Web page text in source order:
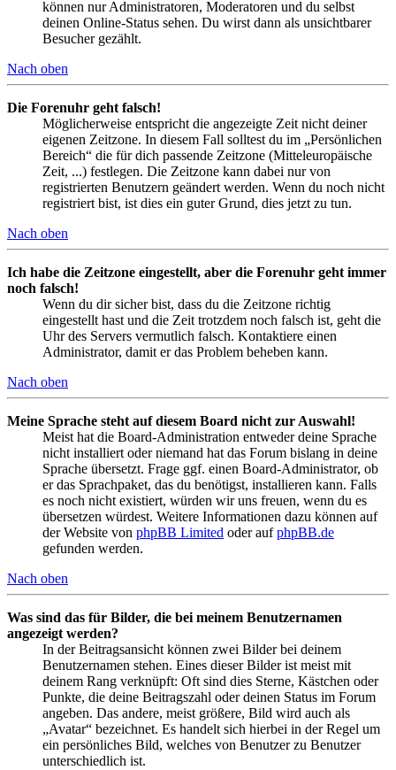
können nur Administratoren, Moderatoren und du selbst
deinen Online-Status sehen. Du wirst dann als unsichtbarer
Besucher gezählt.
Nach oben
Die Forenuhr geht falsch!
Möglicherweise entspricht die angezeigte Zeit nicht deiner
eigenen Zeitzone. In diesem Fall solltest du im „Persönlichen
Bereich“ die für dich passende Zeitzone (Mitteleuropäische
Zeit, ...) festlegen. Die Zeitzone kann dabei nur von
registrierten Benutzern geändert werden. Wenn du noch nicht
registriert bist, ist dies ein guter Grund, dies jetzt zu tun.
Nach oben
Ich habe die Zeitzone eingestellt, aber die Forenuhr geht immer
noch falsch!
Wenn du dir sicher bist, dass du die Zeitzone richtig
eingestellt hast und die Zeit trotzdem noch falsch ist, geht die
Uhr des Servers vermutlich falsch. Kontaktiere einen
Administrator, damit er das Problem beheben kann.
Nach oben
Meine Sprache steht auf diesem Board nicht zur Auswahl!
Meist hat die Board-Administration entweder deine Sprache
nicht installiert oder niemand hat das Forum bislang in deine
Sprache übersetzt. Frage ggf. einen Board-Administrator, ob
er das Sprachpaket, das du benötigst, installieren kann. Falls
es noch nicht existiert, würden wir uns freuen, wenn du es
übersetzen würdest. Weitere Informationen dazu können auf
der Website von phpBB Limited oder aufphpBB.de
gefunden werden.
Nach oben
Was sind das für Bilder, die bei meinem Benutzernamen
angezeigt werden?
In der Beitragsansicht können zwei Bilder bei deinem
Benutzernamen stehen. Eines dieser Bilder ist meist mit
deinem Rang verknüpft: Oft sind dies Sterne, Kästchen oder
Punkte, die deine Beitragszahl oder deinen Status im Forum
angeben. Das andere, meist größere, Bild wird auch als
„Avatar“ bezeichnet. Es handelt sich hierbei in der Regel um
ein persönliches Bild, welches von Benutzer zu Benutzer
unterschiedlich ist.